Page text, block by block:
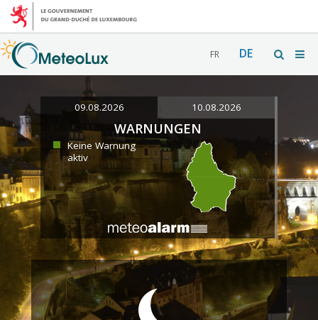
FR DE
09.08.2026 10.08.2026
WARNUNGEN
Keine Warnung
aktiv